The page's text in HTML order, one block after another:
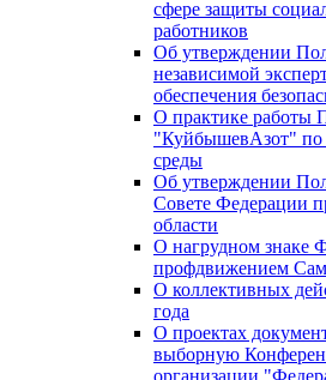
сфере защиты
работников
Об утверждении
независимой
обеспечения
О практике
"КуйбышевАзот"
среды
Об утверждении
Совете Федерации
области
О нагрудном знаке
профдвижением
О коллективных
года
О проектах
выборную
организации